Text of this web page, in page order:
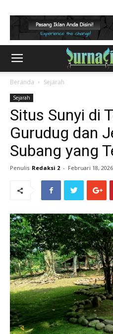
Beranda Sejarah
Sejarah
Situs Sunyi di
Gurudug dan
Subang yang
Penulis Redaksi 2 - Februari 18, 2026